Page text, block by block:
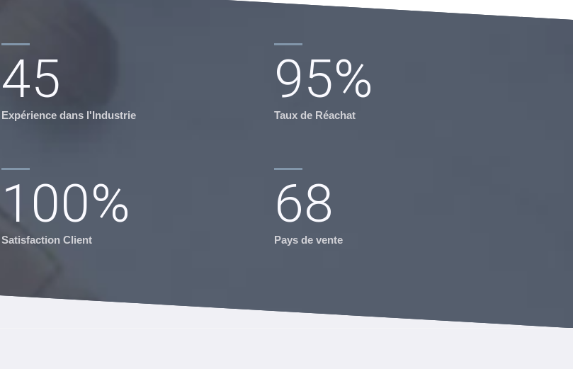
45
Expérience dans l'Industrie
95%
Taux de Réachat
100%
Satisfaction Client
68
Pays de vente